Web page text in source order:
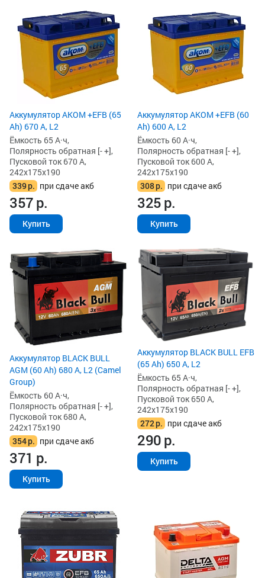
Аккумулятор AKOM +EFB (65
Ah) 670 А, L2
Ёмкость 65 А·ч,
Полярность обратная [- +],
Пусковой ток 670 А,
242x175x190
339р. при сдаче акб
357р.
Купить
Аккумулятор AKOM +EFB (60
Ah) 600 А, L2
Ёмкость 60 А·ч,
Полярность обратная [- +],
Пусковой ток 600 А,
242x175x190
308р. при сдаче акб
325р.
Купить
Аккумулятор BLACK BULL
AGM (60 Ah) 680 А, L2 (Camel
Group)
Ёмкость 60 А·ч,
Полярность обратная [- +],
Пусковой ток 680 А,
242x175x190
354р. при сдаче акб
371 р.
Купить
Аккумулятор BLACK BULL EFB
(65 Ah) 650 А, L2
Ёмкость 65 А·ч,
Полярность обратная [- +],
Пусковой ток 650 А,
242x175x190
272р. при сдаче акб
290р.
Купить